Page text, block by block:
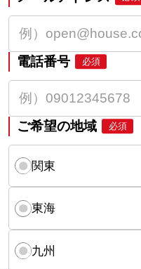
電話番号 必須
ご希望の地域 必須
関東
東海
九州